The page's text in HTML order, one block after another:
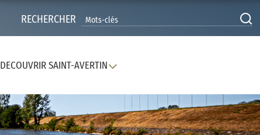
RECHERCHER
DECOUVRIR SAINT-AVERTIN